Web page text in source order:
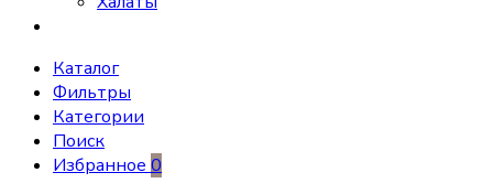
Каталог
Фильтры
Категории
Поиск
Избранное 0